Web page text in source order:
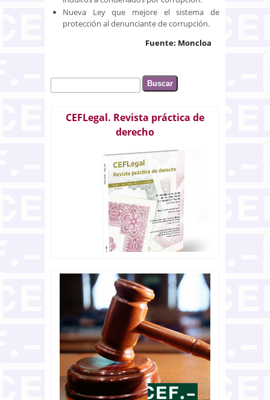
Nueva Ley que mejore el sistema de
protección al denunciante de corrupción.
Fuente: Moncloa
Formulario de búsqueda
Buscar
CEFLegal. Revista práctica de
derecho